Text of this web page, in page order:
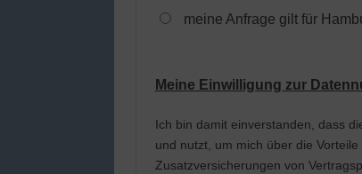
meine Anfrage gilt für
Meine Einwilligung zur
Ich bin damit einverstanden, dass die AOK Rheinland/
und nutzt, um mich über die
Zusatzversicherungen von